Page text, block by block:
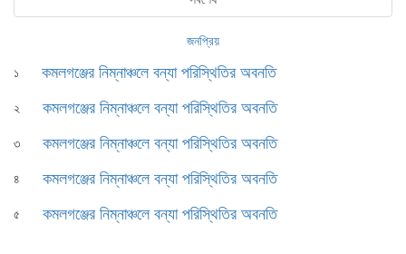
জনপ্রিয়
১
কমলগঞ্জের নিম্নাঞ্চলে বন্যা পরিস্থিতির অবনতি
২ কমলগঞ্জের নিম্নাঞ্চলে বন্যা পরিস্থিতির অবনতি
৩ কমলগঞ্জের নিম্নাঞ্চলে বন্যা পরিস্থিতির অবনতি
৪ কমলগঞ্জের নিম্নাঞ্চলে বন্যা পরিস্থিতির অবনতি
৫ কমলগঞ্জের নিম্নাঞ্চলে বন্যা পরিস্থিতির অবনতি